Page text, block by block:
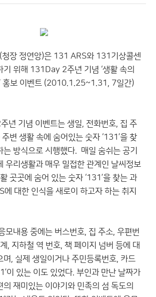
청장 정연앙)은 131 ARS와 131기상콜센
기 위해 131Day 2주년 기념 ‘생활 속의
홍보 이벤트 (2010.1.25~1.31, 7일간)
년 기념 이벤트는 생일, 전화번호, 집 주
변 생활 속에 숨어있는 숫자 ‘131’을 찾
는 방식으로 시행했다. 매일 숨쉬는 공기
우리생활과 매우 밀접한 관계인 날씨정보
곳곳에 숨어 있는 숫자 ‘131’을 찾는 과
대한 인식을 새로이 하고자 하는 취지
모내용 중에는 버스번호, 집 주소, 우편번
, 지하철 역 번호, 책 페이지 넘버 등에 대
며, 실제 생일이거나 주민등록번호, 카드
이 있는 이도 있었다. 부인과 만난 날짜가
재미있는 이야기와 민족의 섬 독도의